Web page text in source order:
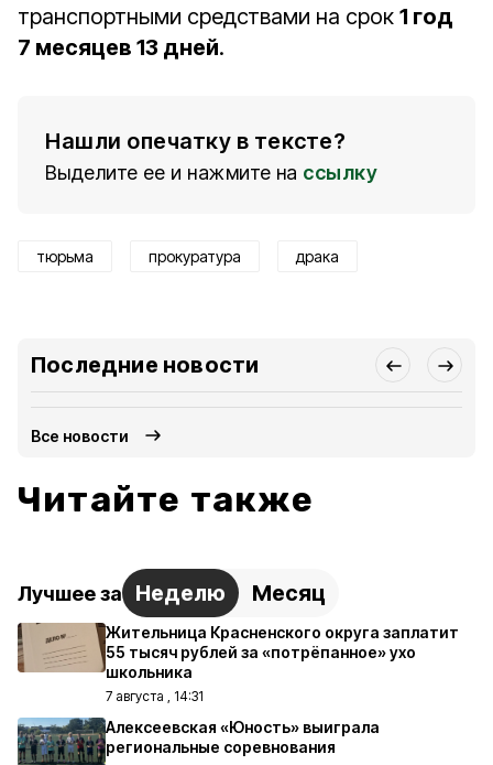
транспортными средствами на срок 1 год
7 месяцев 13 дней.
Нашли опечатку в тексте?
Выделите ее и нажмите на ссылку
тюрьма прокуратура драка
Последние новости
Все новости
Читайте также
Лучшее за Неделю Месяц
Жительница Красненского округа заплатит
55 тысяч рублей за «потрёпанное» ухо
школьника
7 августа , 14:31
Алексеевская «Юность» выиграла
региональные соревнования